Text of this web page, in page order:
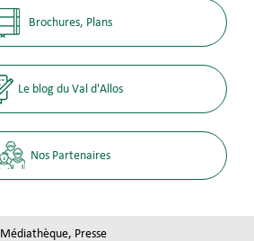
Brochures, Plans
Le blog du Val d'Allos
Nos Partenaires
Médiathèque, Presse